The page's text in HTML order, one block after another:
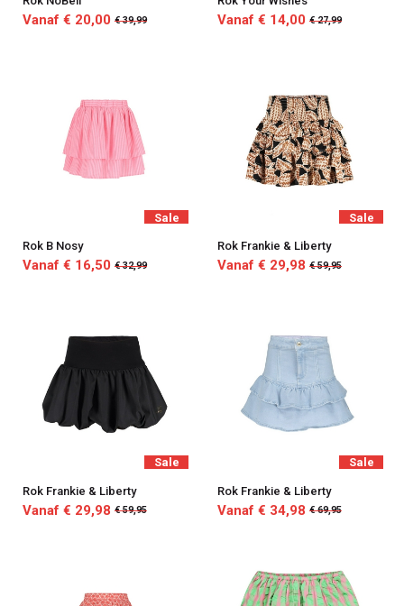
Vanaf € 20,00 € 39,99 Vanaf € 14,00 € 27,99
Sale
Rok B Nosy
Vanaf € 16,50 € 32,99
Sale
Rok Frankie & Liberty
Vanaf € 29,98 € 59,95
Sale
Rok Frankie & Liberty
Vanaf € 29,98 € 59,95
Sale
Rok Frankie & Liberty
Vanaf € 34,98 € 69,95